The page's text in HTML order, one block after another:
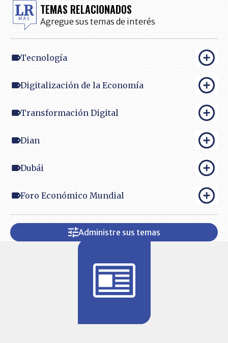
TEMAS RELACIONADOS
Agregue sus temas de interés
Tecnología
Digitalización de la Economía
Transformación Digital
Dian
Dubái
Foro Económico Mundial
Administre sus temas